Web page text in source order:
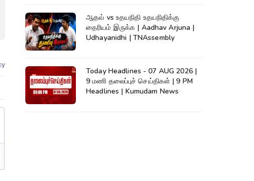
ஆதவ் vs உதயநிதி உதயநிதிக்கு
தைரியம் இருக்க | Aadhav Arjuna |
Udhayanidhi | TNAssembly
Today Headlines - 07 AUG 2026 |
9 மணி தலைப்புச் செய்திகள் | 9 PM
Headlines | Kumudam News